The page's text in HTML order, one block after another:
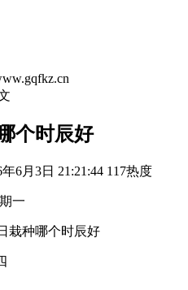
个时辰好
6月3日 21:21:44 117热度
一